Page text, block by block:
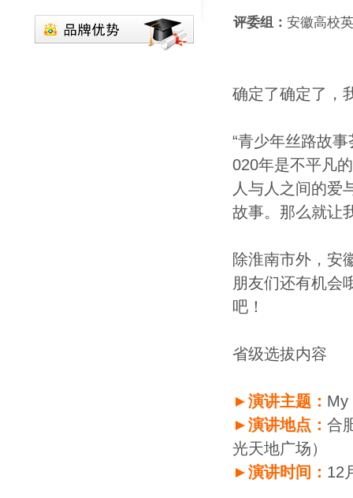
评委组： 安徽高校
确定了确定了，
“青少年丝路故
020年是不平凡
人与人之间的爱
故事。那么就让
除淮南市外，安
朋友们还有机会
吧！
省级选拔内容
►演讲主题： My
►演讲地点： 合
光天地广场）
►演讲时间： 12